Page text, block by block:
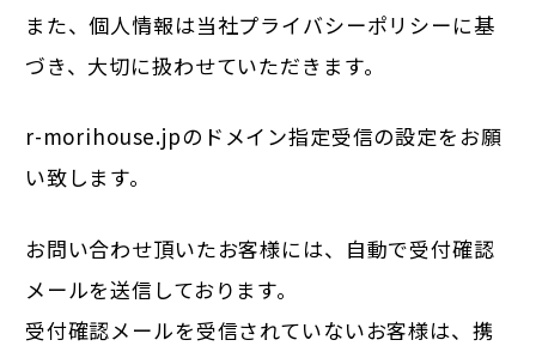
また、個人情報は当社プライバシーポリシーに基
づき、大切に扱わせていただきます。
r-morihouse.jpのドメイン指定受信の設定をお願
い致します。
お問い合わせ頂いたお客様には、自動で受付確認
メールを送信しております。
受付確認メールを受信されていないお客様は、携